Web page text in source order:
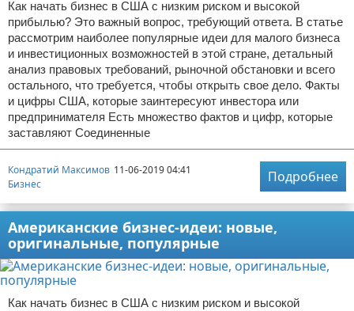
Как начать бизнес в США с низким риском и высокой
прибылью? Это важный вопрос, требующий ответа. В статье
рассмотрим наиболее популярные идеи для малого бизнеса
и инвестиционных возможностей в этой стране, детальный
анализ правовых требований, рыночной обстановки и всего
остального, что требуется, чтобы открыть свое дело. Факты
и цифры США, которые заинтересуют инвестора или
предпринимателя Есть множество фактов и цифр, которые
заставляют Соединенные
Кондратий Максимов 11-06-2019 04:41
Бизнес
Подробнее
Американские бизнес-идеи: новые,
оригинальные, популярные
Как начать бизнес в США с низким риском и высокой